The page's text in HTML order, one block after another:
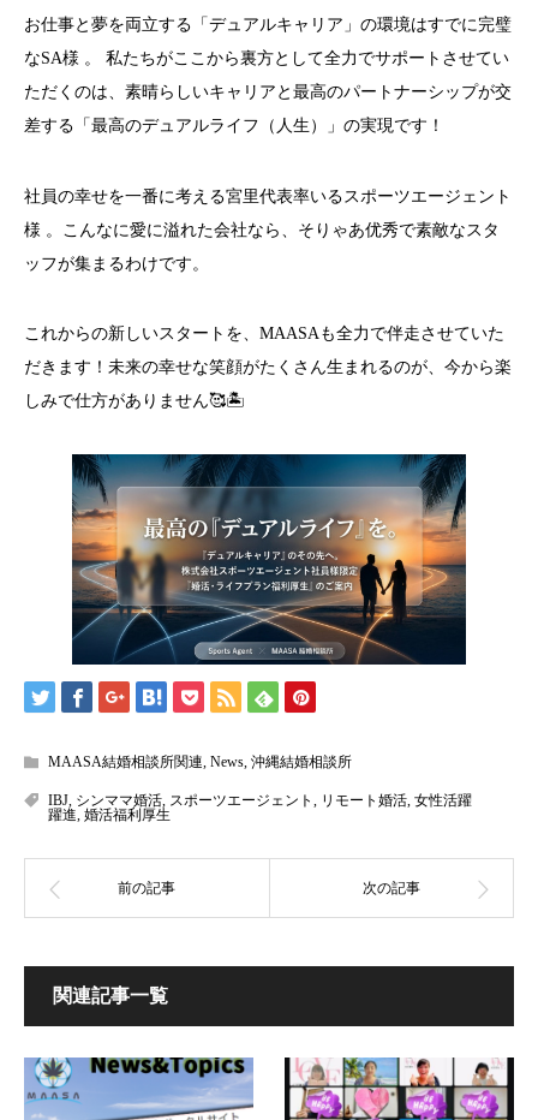
お仕事と夢を両立する「デュアルキャリア」の環境はすでに完璧
なSA様 。 私たちがここから裏方として全力でサポートさせてい
ただくのは、素晴らしいキャリアと最高のパートナーシップが交
差する「最高のデュアルライフ（人生）」の実現です！
社員の幸せを一番に考える宮里代表率いるスポーツエージェント
様 。こんなに愛に溢れた会社なら、そりゃあ优秀で素敵なスタ
ッフが集まるわけです。
これからの新しいスタートを、MAASAも全力で伴走させていた
だきます！未来の幸せな笑顔がたくさん生まれるのが、今から楽
しみで仕方がありません🥰🏝
MAASA結婚相談所関連, News, 沖縄結婚相談所
IBJ, シンママ婚活, スポーツエージェント , リモート婚活, 女性活躍
躍進, 婚活福利厚生
関連記事一覧